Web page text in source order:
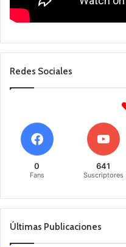
Redes Sociales
0
Fans
641
Suscriptores
Últimas Publicaciones